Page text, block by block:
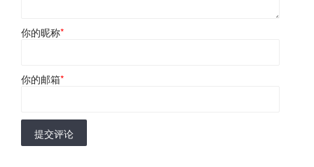
你的昵称*
你的邮箱*
提交评论